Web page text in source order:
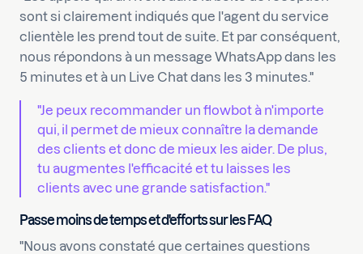
sont si clairement indiqués que l'agent du service
clientèle les prend tout de suite. Et par conséquent,
nous répondons à un message WhatsApp dans les
5 minutes et à un Live Chat dans les 3 minutes."
"Je peux recommander un flowbot à n'importe
qui, il permet de mieux connaître la demande
des clients et donc de mieux les aider. De plus,
tu augmentes l'efficacité et tu laisses les
clients avec une grande satisfaction."
Passe moins de temps et d'efforts sur les FAQ
"Nous avons constaté que certaines questions